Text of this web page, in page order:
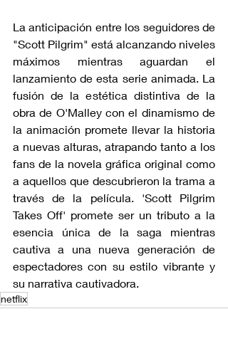
La anticipación entre los seguidores de
"Scott Pilgrim" está alcanzando niveles
máximos mientras aguardan el
lanzamiento de esta serie animada. La
fusión de la estética distintiva de la
obra de O'Malley con el dinamismo de
la animación promete llevar la historia
a nuevas alturas, atrapando tanto a los
fans de la novela gráfica original como
a aquellos que descubrieron la trama a
través de la película. 'Scott Pilgrim
Takes Off' promete ser un tributo a la
esencia única de la saga mientras
cautiva a una nueva generación de
espectadores con su estilo vibrante y
su narrativa cautivadora.
netflix